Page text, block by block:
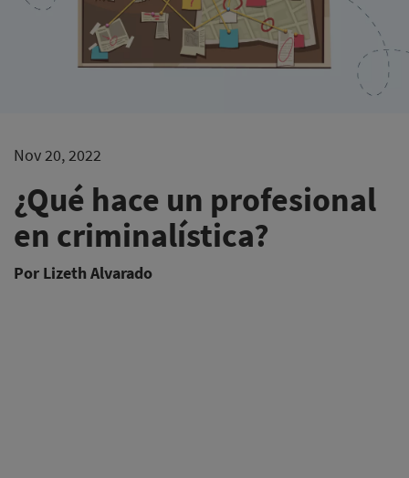
Nov 20, 2022
¿Qué hace un profesional
en criminalística?​
Por Lizeth Alvarado